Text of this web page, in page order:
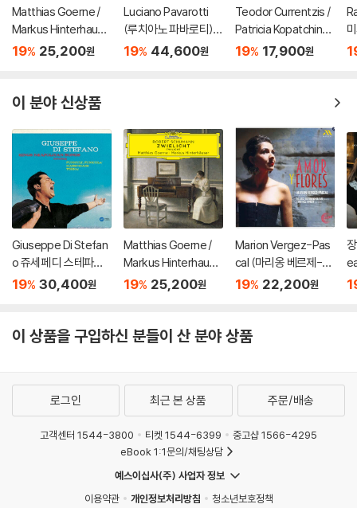
Matthias Goerne /
Markus Hinterhause
r 슈만: 황혼 (가곡집)
19% 25,200원
Luciano Pavarotti
(루치아노 파바로티) -
이탈리아 오페라 리마
19% 44,600원
Teodor Currentzis /
Patricia Kopatchinsk
aja 차이코프스키: 바이
19% 17,900원
이 분야 신상품
Giuseppe Di Stefan
o 쥬세페 디 스테파노
가 부르는 나폴리 민요
19% 30,400원
Matthias Goerne /
Markus Hinterhause
r 슈만: 황혼 (가곡집)
19% 25,200원
Marion Vergez-Pas
cal (마리옹 베르제-파
스칼) - 사랑과 꽃 (Am
19% 22,200원
이 상품을 구입하신 분들이 산 분야 상품
로그인 최근 본 상품 주문/배송
고객센터 1544-3800 티켓 1544-6399
중고샵 1566-4295
eBook 1:1문의/채팅상담
예스이십사(주) 사업자 정보
이용약관
개인정보처리방침 청소년보호정책